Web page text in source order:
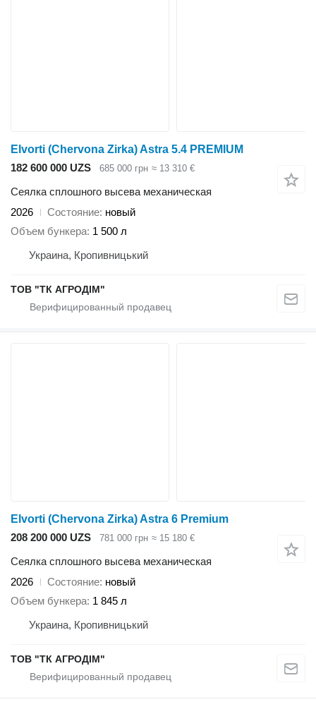
Elvorti (Chervona Zirka) Astra 5.4 PREMIUM
182 600 000 UZS
685 000 грн ≈ 13 310 €
Сеялка сплошного высева механическая
2026
Состояние новый
Объем бункера 1 500 л
Украина, Кропивницький
ТОВ "ТК АГРОДІМ"
Elvorti (Chervona Zirka) Astra 6 Premium
208 200 000 UZS
781 000 грн ≈ 15 180 €
Сеялка сплошного высева механическая
2026
Состояние новый
Объем бункера 1 845 л
Украина, Кропивницький
ТОВ "ТК АГРОДІМ"